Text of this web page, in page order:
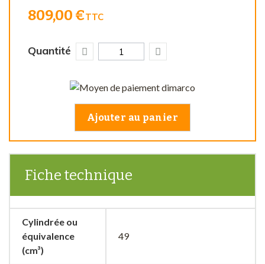
809,00 €TTC
Quantité
Ajouter au panier
Fiche technique
Cylindrée ou
équivalence
(cm³)
49